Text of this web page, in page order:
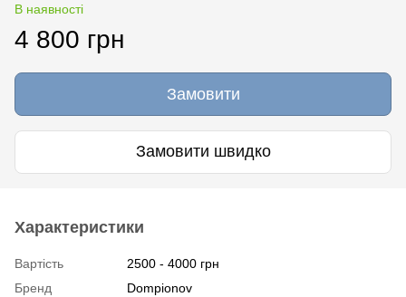
В наявності
4 800 грн
Замовити
Замовити швидко
Характеристики
Вартість
2500 - 4000 грн
Бренд
Dompionov